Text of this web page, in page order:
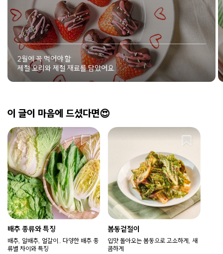
2월에 꼭 먹어야 할
제철 요리와 제철 재료를 담았어요.
이 글이 마음에 드셨다면😍
배추 종류와 특징
배추, 알배추, 얼갈이.. 다양한 배추 종
류별 차이와 특징
봄동겉절이
입맛 돌아오는 봄동으로 고소하게, 새
콤하게